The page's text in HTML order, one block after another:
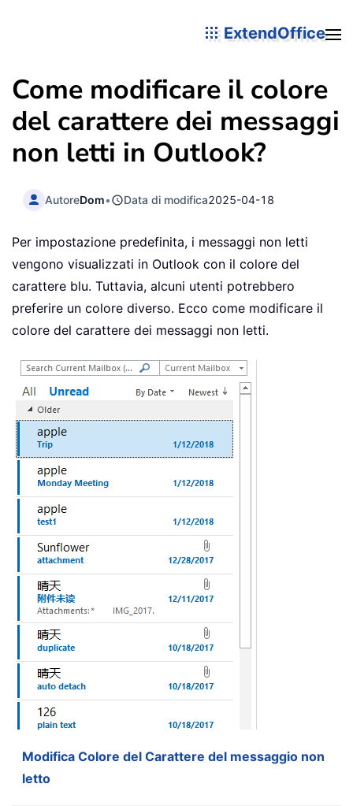
ExtendOffice
Come modificare il colore
del carattere dei messaggi
non letti in Outlook?
AutoreDom• Data di modifica2025-04-18
Per impostazione predefinita, i messaggi non letti
vengono visualizzati in Outlook con il colore del
carattere blu. Tuttavia, alcuni utenti potrebbero
preferire un colore diverso. Ecco come modificare il
colore del carattere dei messaggi non letti.
Modifica Colore del Carattere del messaggio non
letto